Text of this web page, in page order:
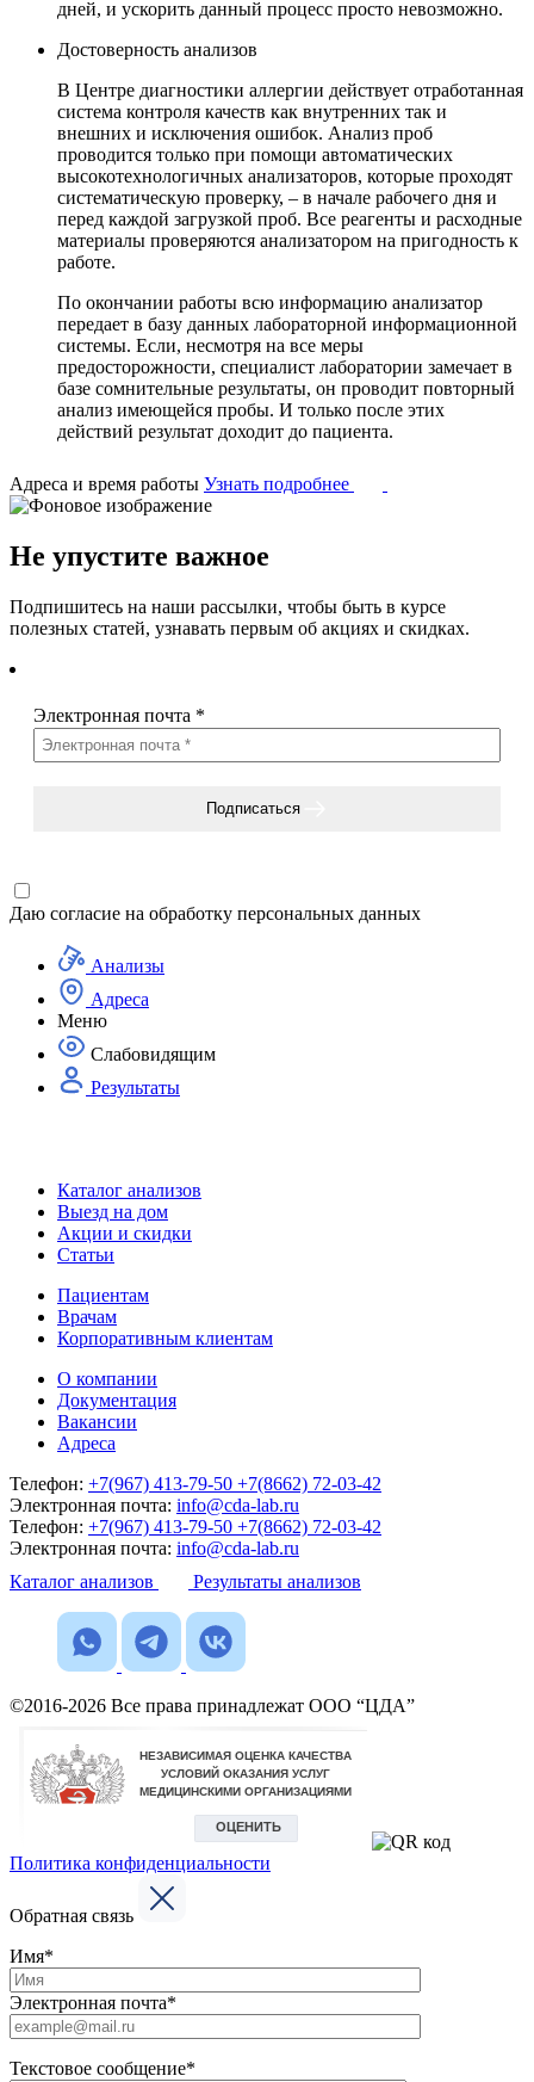
дней, и ускорить данный процесс просто невозможно.
Достоверность анализов
В Центре диагностики аллергии действует отработанная
система контроля качеств как внутренних так и
внешних и исключения ошибок. Анализ проб
проводится только при помощи автоматических
высокотехнологичных анализаторов, которые проходят
систематическую проверку, – в начале рабочего дня и
перед каждой загрузкой проб. Все реагенты и расходные
материалы проверяются анализатором на пригодность к
работе.
По окончании работы всю информацию анализатор
передает в базу данных лабораторной информационной
системы. Если, несмотря на все меры
предосторожности, специалист лаборатории замечает в
базе сомнительные результаты, он проводит повторный
анализ имеющейся пробы. И только после этих
действий результат доходит до пациента.
Адреса и время работы Узнать подробнее
Не упустите важное
Подпишитесь на наши рассылки, чтобы быть в курсе
полезных статей, узнавать первым об акциях и скидках.
Электронная почта *
Подписаться
Даю согласие на обработку персональных данных
Анализы
Адреса
Меню
Слабовидящим
Результаты
Каталог анализов
Выезд на дом
Акции и скидки
Статьи
Пациентам
Врачам
Корпоративным клиентам
О компании
Документация
Вакансии
Адреса
Телефон: +7(967) 413-79-50 +7(8662) 72-03-42
Электронная почта: info@cda-lab.ru
Телефон: +7(967) 413-79-50 +7(8662) 72-03-42
Электронная почта: info@cda-lab.ru
Каталог анализов
Результаты анализов
©2016-2026 Все права принадлежат ООО “ЦДА”
Политика конфиденциальности
Обратная связь
Имя*
Электронная почта*
Текстовое сообщение*